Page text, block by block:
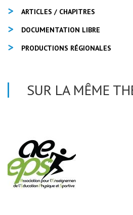
ARTICLES / CHAPITRES
DOCUMENTATION LIBRE
PRODUCTIONS RÉGIONALES
SUR LA MÊME